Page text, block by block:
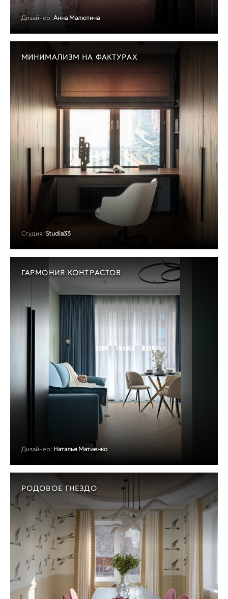
Дизайнер: Анна Малютина
МИНИМАЛИЗМ НА ФАКТУРАХ
Студия: Studia33
ГАРМОНИЯ КОНТРАСТОВ
Дизайнер: Наталья Матиенко
РОДОВОЕ ГНЕЗДО